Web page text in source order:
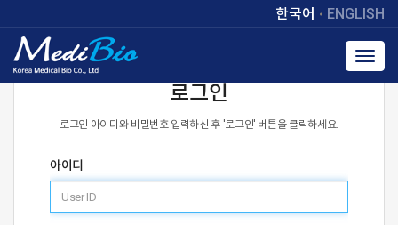
한국어 ENGLISH
로그인
로그인 아이디와 비밀번호 입력하신 후 '로그인' 버튼을 클릭하세요.
아이디